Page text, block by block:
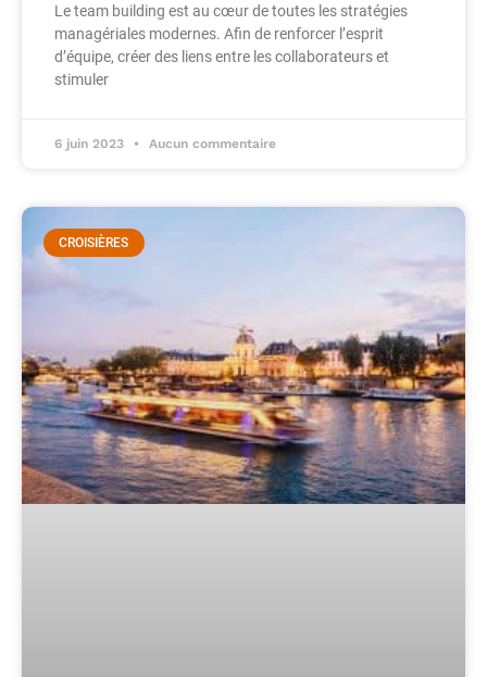
Le team building est au cœur de toutes les stratégies
managériales modernes. Afin de renforcer l’esprit
d’équipe, créer des liens entre les collaborateurs et
stimuler
6 juin 2023 Aucun commentaire
CROISIÈRES